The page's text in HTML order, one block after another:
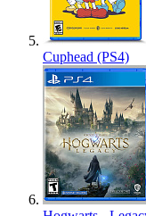
Cuphead (PS4)